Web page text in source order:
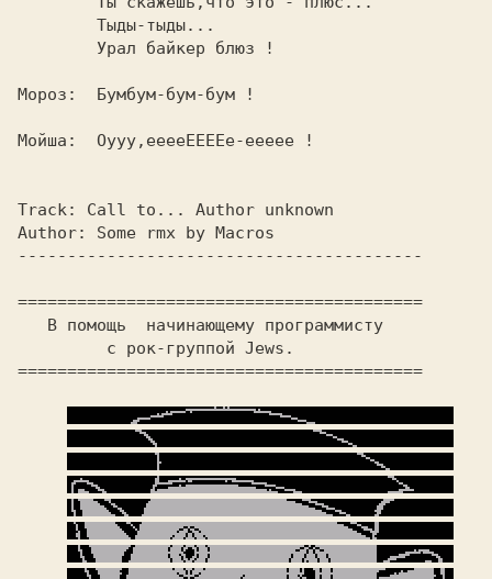
Мороз:  Бумбум-бум-бум !
Мойша:  Оууу,ееееЕЕЕЕе-еееее !
Track: Call to... Author unknown
Author: Some rmx by Macros
   В помощь  начинающему программисту
         с рок-группой Jews.